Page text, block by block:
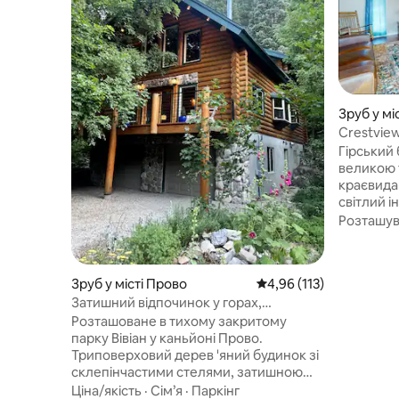
Зруб у місті Прово Середня оцінка: 4,96 з
4,96 (113)
Затишний відпочинок у горах,
SoMuchPow!
Розташоване в тихому закритому
парку Вівіан у каньйоні Прово.
Триповерховий дерев 'яний будинок зі
склепінчастими стелями, затишною
дров' яною піччю, окремою головною
Ціна/якість · Сім’я · Паркінг
Зруб у
великою
краєвидами. Це
світлий